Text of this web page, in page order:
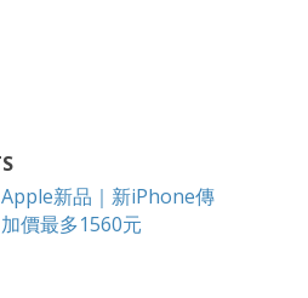
Apple新品｜新iPhone傳
加價最多1560元